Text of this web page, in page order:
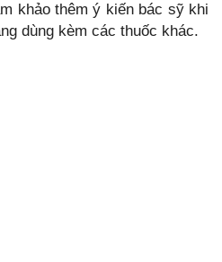
khảo thêm ý kiến bác sỹ khi
dùng kèm các thuốc khác.